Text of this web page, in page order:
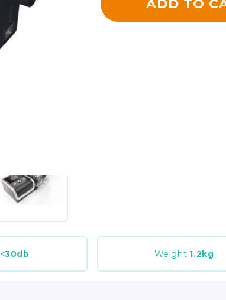
ADD TO
<30db Weight 1.2kg